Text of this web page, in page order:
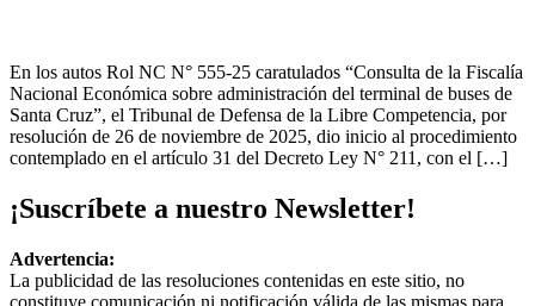
En los autos Rol NC N° 555-25 caratulados “Consulta de la Fiscalía
Nacional Económica sobre administración del terminal de buses de
Santa Cruz”, el Tribunal de Defensa de la Libre Competencia, por
resolución de 26 de noviembre de 2025, dio inicio al procedimiento
contemplado en el artículo 31 del Decreto Ley N° 211, con el […]
¡Suscríbete a nuestro Newsletter!
Advertencia:
La publicidad de las resoluciones contenidas en este sitio, no